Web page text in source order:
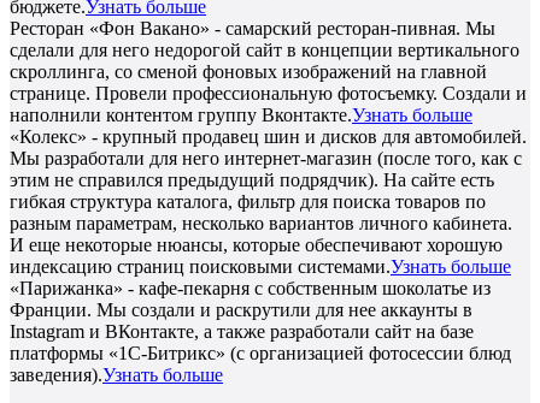
бюджете.Узнать больше
Ресторан «Фон Вакано» - самарский ресторан-пивная. Мы
сделали для него недорогой сайт в концепции вертикального
скроллинга, со сменой фоновых изображений на главной
странице. Провели профессиональную фотосъемку. Создали и
наполнили контентом группу Вконтакте.Узнать больше
«Колекс» - крупный продавец шин и дисков для автомобилей.
Мы разработали для него интернет-магазин (после того, как с
этим не справился предыдущий подрядчик). На сайте есть
гибкая структура каталога, фильтр для поиска товаров по
разным параметрам, несколько вариантов личного кабинета.
И еще некоторые нюансы, которые обеспечивают хорошую
индексацию страниц поисковыми системами.Узнать больше
«Парижанка» - кафе-пекарня с собственным шоколатье из
Франции. Мы создали и раскрутили для нее аккаунты в
Instagram и ВКонтакте, а также разработали сайт на базе
платформы «1С-Битрикс» (с организацией фотосессии блюд
заведения).Узнать больше